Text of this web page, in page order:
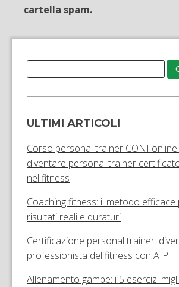
cartella spam.
ULTIMI ARTICOLI
Corso personal trainer CONI
diventare personal trainer
nel fitness
Coaching fitness: il metodo
risultati reali e duraturi
Certificazione personal trainer:
professionista del fitness con AIPT
Allenamento gambe: i 5 esercizi